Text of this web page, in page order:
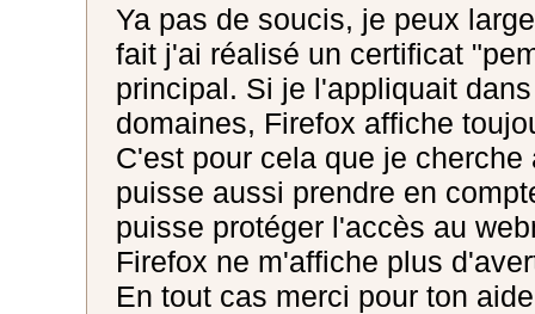
Ya pas de soucis, je peux
fait j'ai réalisé un certificat
principal. Si je l'appliquait
domaines, Firefox affiche
C'est pour cela que je
puisse aussi prendre en
puisse protéger l'accès au
Firefox ne m'affiche plus
En tout cas merci pour ton aide